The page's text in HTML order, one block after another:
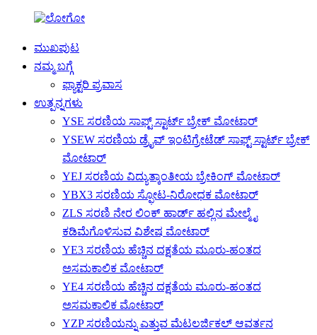
ಮುಖಪುಟ
ನಮ್ಮ ಬಗ್ಗೆ
ಫ್ಯಾಕ್ಟರಿ ಪ್ರವಾಸ
ಉತ್ಪನ್ನಗಳು
YSE ಸರಣಿಯ ಸಾಫ್ಟ್ ಸ್ಟಾರ್ಟ್ ಬ್ರೇಕ್ ಮೋಟಾರ್
YSEW ಸರಣಿಯ ಡ್ರೈವ್ ಇಂಟಿಗ್ರೇಟೆಡ್ ಸಾಫ್ಟ್ ಸ್ಟಾರ್ಟ್ ಬ್ರೇಕ್
ಮೋಟಾರ್
YEJ ಸರಣಿಯ ವಿದ್ಯುತ್ಕಾಂತೀಯ ಬ್ರೇಕಿಂಗ್ ಮೋಟಾರ್
YBX3 ಸರಣಿಯ ಸ್ಫೋಟ-ನಿರೋಧಕ ಮೋಟಾರ್
ZLS ಸರಣಿ ನೇರ ಲಿಂಕ್ ಹಾರ್ಡ್ ಹಲ್ಲಿನ ಮೇಲ್ಮೈ
ಕಡಿಮೆಗೊಳಿಸುವ ವಿಶೇಷ ಮೋಟಾರ್
YE3 ಸರಣಿಯ ಹೆಚ್ಚಿನ ದಕ್ಷತೆಯ ಮೂರು-ಹಂತದ
ಅಸಮಕಾಲಿಕ ಮೋಟಾರ್
YE4 ಸರಣಿಯ ಹೆಚ್ಚಿನ ದಕ್ಷತೆಯ ಮೂರು-ಹಂತದ
ಅಸಮಕಾಲಿಕ ಮೋಟಾರ್
YZP ಸರಣಿಯನ್ನು ಎತ್ತುವ ಮೆಟಲರ್ಜಿಕಲ್ ಆವರ್ತನ